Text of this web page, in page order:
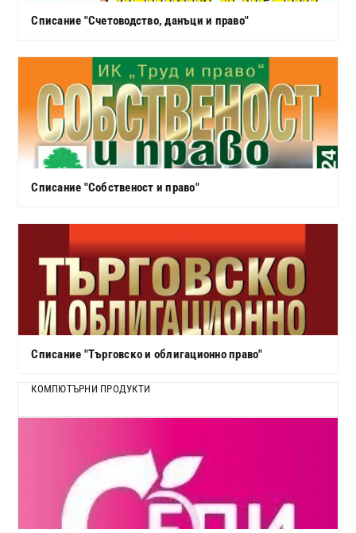
Списание "Счетоводство, данъци и право"
Списание "Собственост и право"
Списание "Търговско и облигационно право"
КОМПЮТЪРНИ ПРОДУКТИ